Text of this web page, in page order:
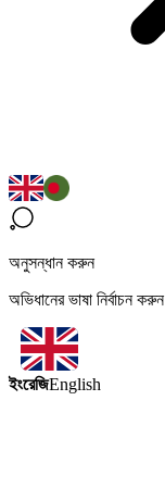
অনুসন্ধান করুন
অভিধানের ভাষা নির্বাচন করুন
ইংরেজিEnglish